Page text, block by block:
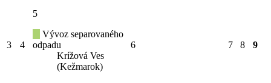
3 4
5
Vývoz separovaného
odpadu
Krížová Ves
(Kežmarok)
6 7 8 9